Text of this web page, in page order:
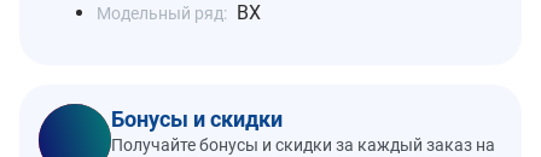
Модельный ряд: BX
Бонусы и скидки
Получайте бонусы и скидки за каждый заказ на